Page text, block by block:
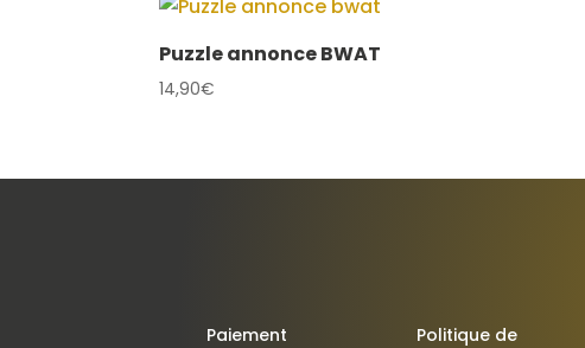
Puzzle annonce BWAT
14,90€
Paiement
Politique de